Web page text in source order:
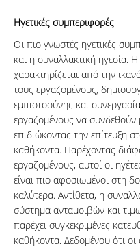
Ηγετικές συμπεριφορές
Οι πιο γνωστές ηγετικές
και η συναλλακτική ηγεσία.
χαρακτηρίζεται από την
τους εργαζομένους,
εμπιστοσύνης και
εργαζομένους να συνδεθούν
επιδιώκοντας την επίτευξη
καθήκοντα. Παρέχοντας
εργαζομένους, αυτοί οι
είναι πιο αφοσιωμένοι στη
καλύτερα. Αντίθετα, η
σύστημα ανταμοιβών και
παρέχει συγκεκριμένες
καθήκοντα. Δεδομένου ότι οι